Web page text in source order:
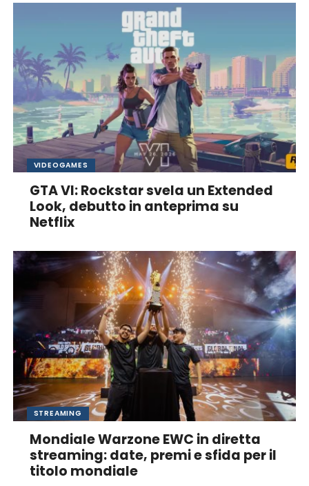
VIDEOGAMES
GTA VI: Rockstar svela un Extended
Look, debutto in anteprima su
Netflix
STREAMING
Mondiale Warzone EWC in diretta
streaming: date, premi e sfida per il
titolo mondiale